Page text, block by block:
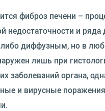
фиброз печени –
недостаточности и ряда
диффузным, но в
лишь при
заболеваний органа,
и вирусные поражения